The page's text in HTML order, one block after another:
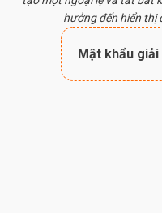
hưởng đến hiển thị
Mật khẩu giải